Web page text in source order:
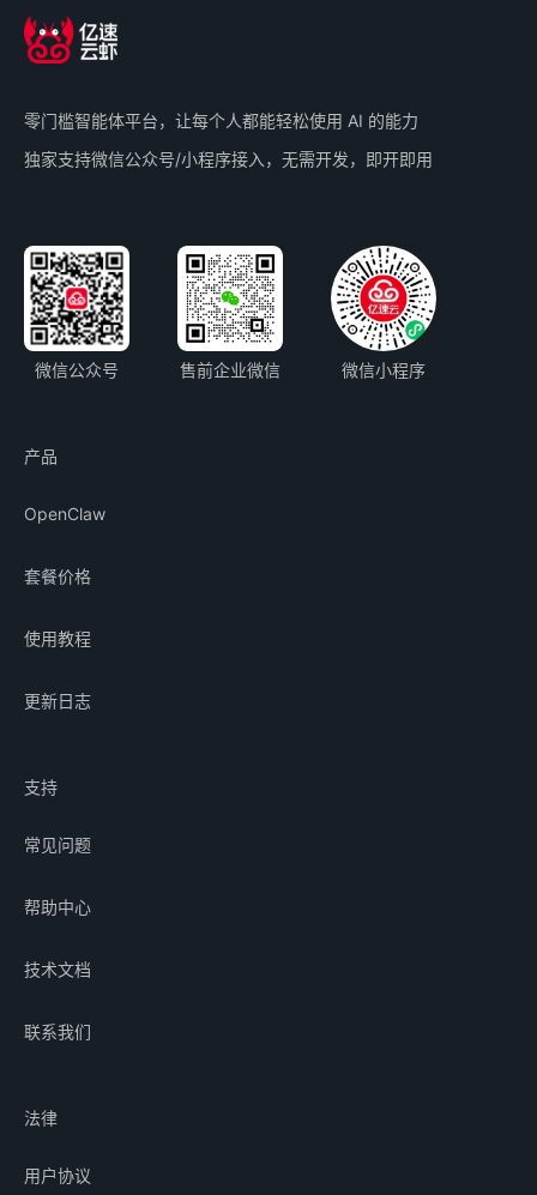
零门槛智能体平台，让每个人都能轻松使用 AI 的能力
独家支持微信公众号/小程序接入，无需开发，即开即用
微信公众号 售前企业微信 微信小程序
产品
OpenClaw
套餐价格
使用教程
更新日志
支持
常见问题
帮助中心
技术文档
联系我们
法律
用户协议